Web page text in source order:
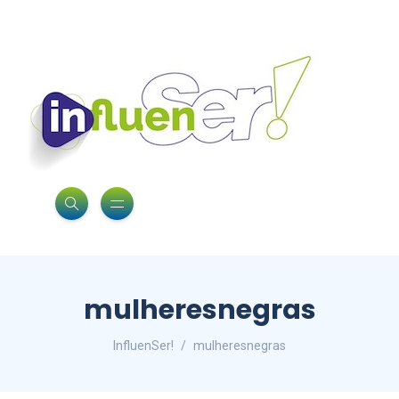
mulheresnegras
InfluenSer! mulheresnegras